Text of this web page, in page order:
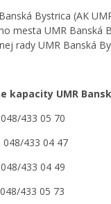
Bystrica (AK
mesta UMR Banská
rady UMR Banská
UMR
433 05 70
433 04 47
433 04 49
433 05 73